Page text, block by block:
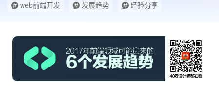
web前端开发 发展趋势
经验分享